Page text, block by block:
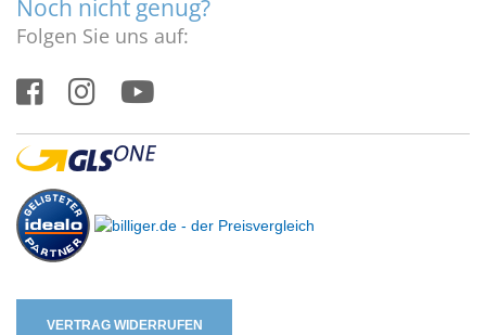
Noch nicht genug?
Folgen Sie uns auf:
VERTRAG WIDERRUFEN